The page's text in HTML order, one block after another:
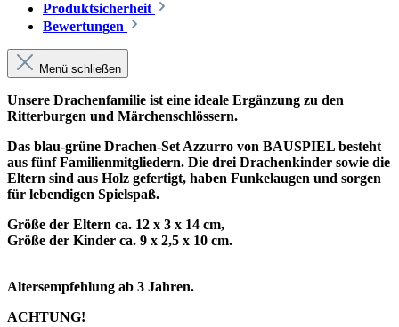
Produktsicherheit
Bewertungen
Menü schließen
Unsere Drachenfamilie ist eine ideale Ergänzung zu den
Ritterburgen und Märchenschlössern.
Das blau-grüne Drachen-Set Azzurro von BAUSPIEL besteht
aus fünf Familienmitgliedern. Die drei Drachenkinder sowie die
Eltern sind aus Holz gefertigt, haben Funkelaugen und sorgen
für lebendigen Spielspaß.
Größe der Eltern ca. 12 x 3 x 14 cm,
Größe der Kinder ca. 9 x 2,5 x 10 cm.
Altersempfehlung ab 3 Jahren.
ACHTUNG!